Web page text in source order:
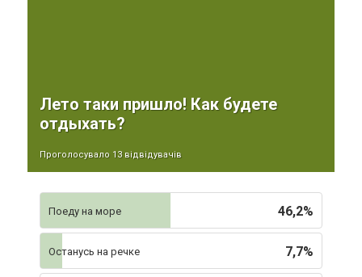
Лето таки пришло! Как будете
отдыхать?
Проголосувало 13 відвідувачів
46,2%
Поеду на море
7,7%
Останусь на речке